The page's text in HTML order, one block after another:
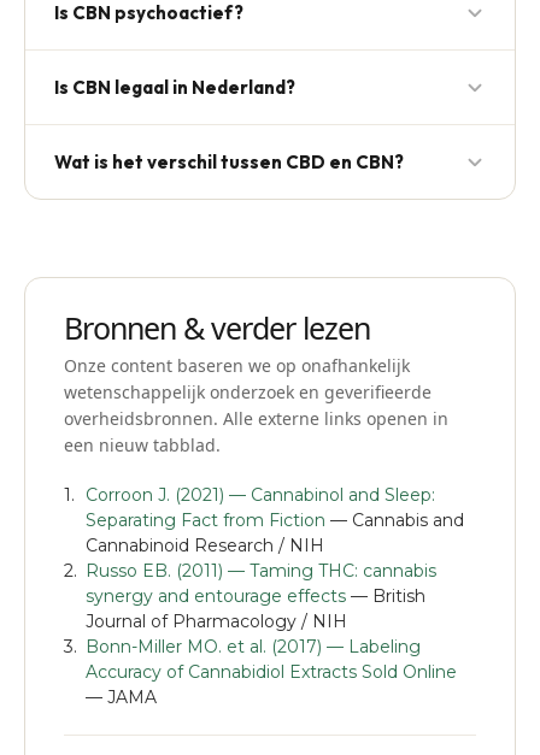
ontspannen effect dat gebruikers soms beschrijven
wordt in onderzoek toegeschreven aan synergie
spectrum extract, niet aan CBN als geïsoleerde stof.
Is CBN psychoactief?
psychoactief; bij gangbare doseringen worden door
gebruikers nauwelijks psychoactieve effecten
Is CBN legaal in Nederland?
producten met < 0,2% THC vrij verkocht worden.
Wat is het verschil tussen CBD en CBN?
Bronnen & verder lezen
Onze content baseren we op onafhankelijk
wetenschappelijk onderzoek en geverifieerde
overheidsbronnen. Alle externe links openen in
een nieuw tabblad.
Corroon J. (2021) — Cannabinol and Sleep:
Separating Fact from Fiction — Cannabis and
Cannabinoid Research / NIH
Russo EB. (2011) — Taming THC: cannabis
synergy and entourage effects — British
Journal of Pharmacology / NIH
Bonn-Miller MO. et al. (2017) — Labeling
Accuracy of Cannabidiol Extracts Sold Online
— JAMA